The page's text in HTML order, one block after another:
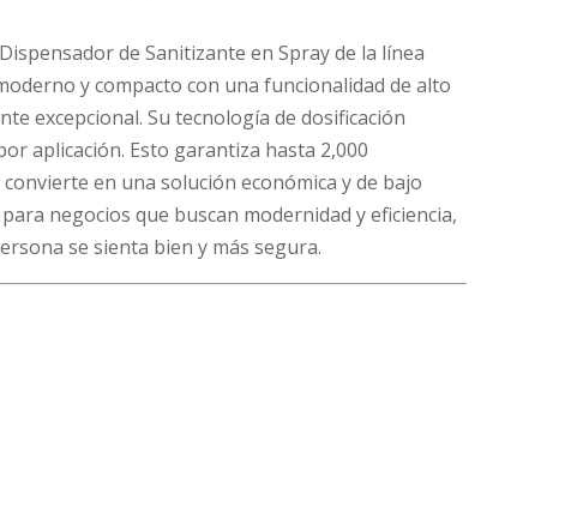
de Sanitizante en Spray de la línea
y compacto con una funcionalidad de alto
excepcional. Su tecnología de dosificación
aplicación. Esto garantiza hasta 2,000
en una solución económica y de bajo
negocios que buscan modernidad y eficiencia,
se sienta bien y más segura.